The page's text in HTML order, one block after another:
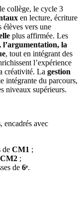
collège, le cycle 3
en lecture, écriture
élèves vers une
plus affirmée. Les
l’argumentation, la
, tout en intégrant des
l’expérience
créativité. La gestion
intégrante du parcours,
niveaux supérieurs.
, encadrés avec
de CM1 ;
CM2 ;
de 6ᵉ.